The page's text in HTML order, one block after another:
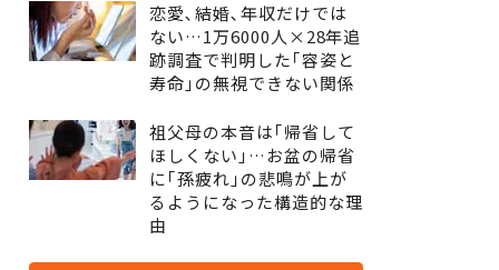
恋愛､結婚､年収だけでは
ない…1万6000人×28年追
跡調査で判明した｢容姿と
寿命｣の無視できない関係
祖父母の本音は｢帰省して
ほしくない｣…お盆の帰省
に｢孫疲れ｣の悲鳴が上が
るようになった構造的な理
由